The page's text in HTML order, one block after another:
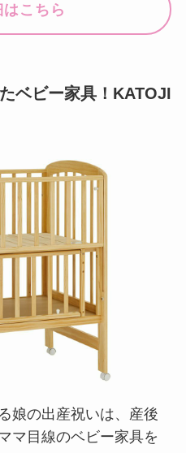
こちら
ベビー家具！KATOJI
娘の出産祝いは、産後
マ目線のベビー家具を